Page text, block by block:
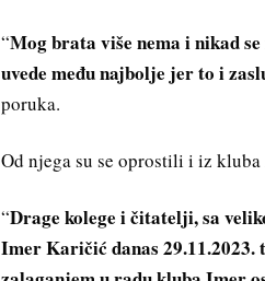
“Mog brata više nema i nikad
uvede među najbolje jer to i
poruka.
Od njega su se oprostili i iz
“Drage kolege i čitatelji, sa
Imer Karičić danas 29.11.2023.